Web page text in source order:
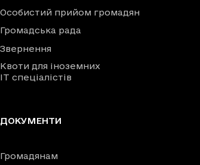
Особистий прийом громадян
Громадська рада
Звернення
Квоти для іноземних
IT спеціалістів
ДОКУМЕНТИ
Громадянам